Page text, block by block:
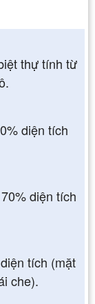
thự tính từ
diện tích
diện tích
tích (mặt
che).